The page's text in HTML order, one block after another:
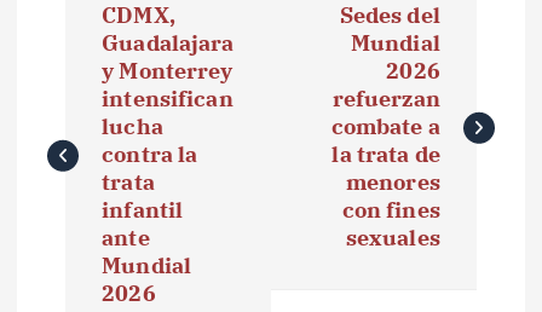
e
g
CDMX,
Guadalajara
y Monterrey
intensifican
lucha
contra la
trata
infantil
ante
Mundial
2026
Sedes del
Mundial
2026
refuerzan
combate a
la trata de
menores
con fines
sexuales